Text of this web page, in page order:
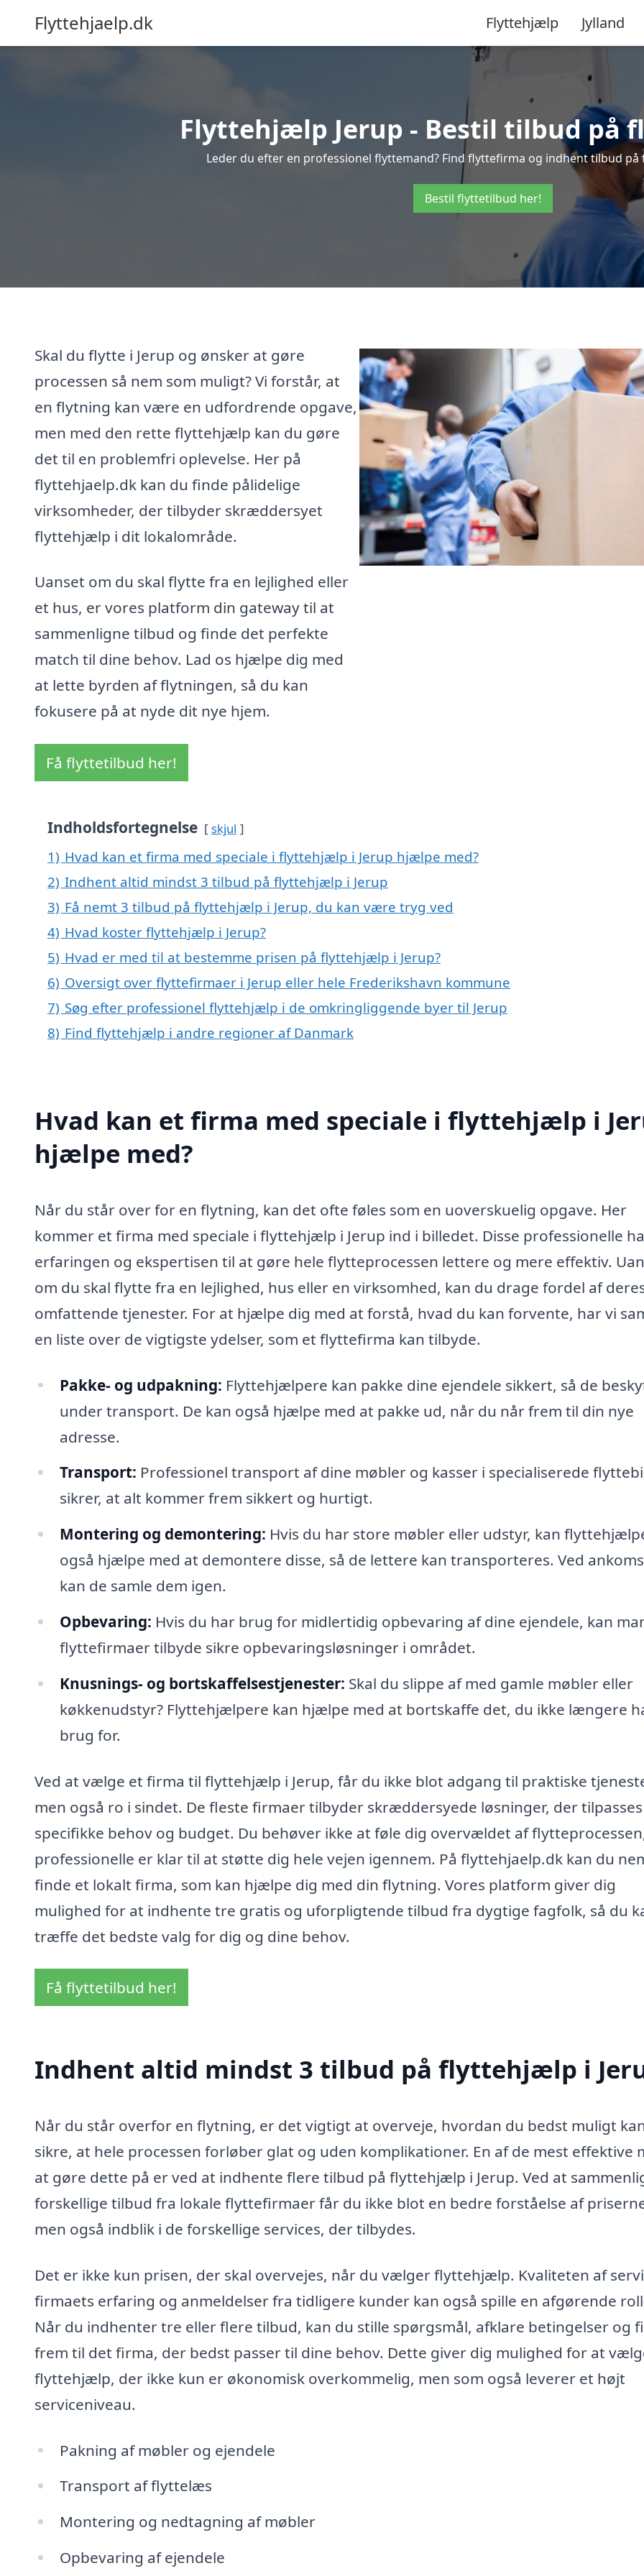
Flyttehjaelp.dk Flyttehjælp Jylland
Flyttehjælp Jerup - Bestil tilbud på
Leder du efter en professionel flyttemand? Find flyttefirma og indhent tilbud på
Bestil flyttetilbud her!
Skal du flytte i Jerup og ønsker at gøre
processen så nem som muligt? Vi forstår, at
en flytning kan være en udfordrende opgave,
men med den rette flyttehjælp kan du gøre
det til en problemfri oplevelse. Her på
flyttehjaelp.dk kan du finde pålidelige
virksomheder, der tilbyder skræddersyet
flyttehjælp i dit lokalområde.
Uanset om du skal flytte fra en lejlighed eller
et hus, er vores platform din gateway til at
sammenligne tilbud og finde det perfekte
match til dine behov. Lad os hjælpe dig med
at lette byrden af flytningen, så du kan
fokusere på at nyde dit nye hjem.
Få flyttetilbud her!
Indholdsfortegnelse skjul
1) Hvad kan et firma med speciale i flyttehjælp i Jerup hjælpe med?
2) Indhent altid mindst 3 tilbud på flyttehjælp i Jerup
3) Få nemt 3 tilbud på flyttehjælp i Jerup, du kan være tryg ved
4) Hvad koster flyttehjælp i Jerup?
5) Hvad er med til at bestemme prisen på flyttehjælp i Jerup?
6) Oversigt over flyttefirmaer i Jerup eller hele Frederikshavn kommune
7) Søg efter professionel flyttehjælp i de omkringliggende byer til Jerup
8) Find flyttehjælp i andre regioner af Danmark
Hvad kan et firma med speciale i flyttehjælp i
hjælpe med?
Når du står over for en flytning, kan det ofte føles som en uoverskuelig opgave. Her
kommer et firma med speciale i flyttehjælp i Jerup ind i billedet. Disse professionelle
erfaringen og ekspertisen til at gøre hele flytteprocessen lettere og mere effektiv.
om du skal flytte fra en lejlighed, hus eller en virksomhed, kan du drage fordel af
omfattende tjenester. For at hjælpe dig med at forstå, hvad du kan forvente, har vi
en liste over de vigtigste ydelser, som et flyttefirma kan tilbyde.
Pakke- og udpakning: Flyttehjælpere kan pakke dine ejendele sikkert, så de
under transport. De kan også hjælpe med at pakke ud, når du når frem til din nye
adresse.
Transport: Professionel transport af dine møbler og kasser i specialiserede
sikrer, at alt kommer frem sikkert og hurtigt.
Montering og demontering: Hvis du har store møbler eller udstyr, kan
også hjælpe med at demontere disse, så de lettere kan transporteres. Ved
kan de samle dem igen.
Opbevaring: Hvis du har brug for midlertidig opbevaring af dine ejendele, kan
flyttefirmaer tilbyde sikre opbevaringsløsninger i området.
Knusnings- og bortskaffelsestjenester: Skal du slippe af med gamle møbler eller
køkkenudstyr? Flyttehjælpere kan hjælpe med at bortskaffe det, du ikke længere
brug for.
Ved at vælge et firma til flyttehjælp i Jerup, får du ikke blot adgang til praktiske
men også ro i sindet. De fleste firmaer tilbyder skræddersyede løsninger, der
specifikke behov og budget. Du behøver ikke at føle dig overvældet af
professionelle er klar til at støtte dig hele vejen igennem. På flyttehjaelp.dk kan du
finde et lokalt firma, som kan hjælpe dig med din flytning. Vores platform giver dig
mulighed for at indhente tre gratis og uforpligtende tilbud fra dygtige fagfolk, så du
træffe det bedste valg for dig og dine behov.
Få flyttetilbud her!
Indhent altid mindst 3 tilbud på flyttehjælp i
Når du står overfor en flytning, er det vigtigt at overveje, hvordan du bedst muligt
sikre, at hele processen forløber glat og uden komplikationer. En af de mest effektive
at gøre dette på er ved at indhente flere tilbud på flyttehjælp i Jerup. Ved at
forskellige tilbud fra lokale flyttefirmaer får du ikke blot en bedre forståelse af
men også indblik i de forskellige services, der tilbydes.
Det er ikke kun prisen, der skal overvejes, når du vælger flyttehjælp. Kvaliteten af
firmaets erfaring og anmeldelser fra tidligere kunder kan også spille en afgørende
Når du indhenter tre eller flere tilbud, kan du stille spørgsmål, afklare betingelser og
frem til det firma, der bedst passer til dine behov. Dette giver dig mulighed for at
flyttehjælp, der ikke kun er økonomisk overkommelig, men som også leverer et højt
serviceniveau.
Pakning af møbler og ejendele
Transport af flyttelæs
Montering og nedtagning af møbler
Opbevaring af ejendele